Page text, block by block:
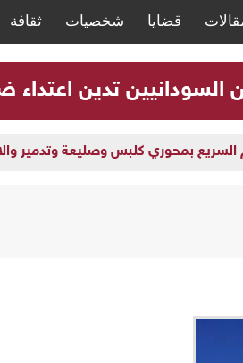
قضايا شخصيات ثقافة
السودانيين تدين
بمحوري كلبس وصليعة وتدمير